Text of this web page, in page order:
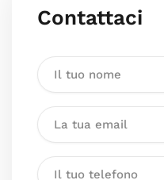
Contattaci